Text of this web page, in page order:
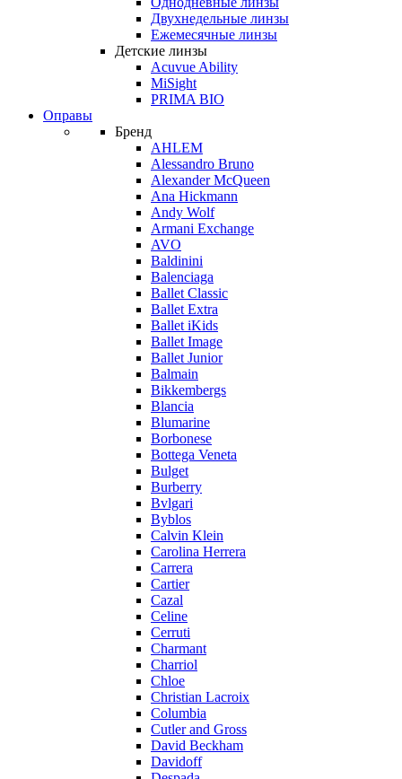
Двухнедельные линзы
Ежемесячные линзы
Детские линзы
Acuvue Ability
MiSight
PRIMA BIO
Оправы
Бренд
AHLEM
Alessandro Bruno
Alexander McQueen
Ana Hickmann
Andy Wolf
Armani Exchange
AVO
Baldinini
Balenciaga
Ballet Classic
Ballet Extra
Ballet iKids
Ballet Image
Ballet Junior
Balmain
Bikkembergs
Blancia
Blumarine
Borbonese
Bottega Veneta
Bulget
Burberry
Bvlgari
Byblos
Calvin Klein
Carolina Herrera
Carrera
Cartier
Cazal
Celine
Cerruti
Charmant
Charriol
Chloe
Christian Lacroix
Columbia
Cutler and Gross
David Beckham
Davidoff